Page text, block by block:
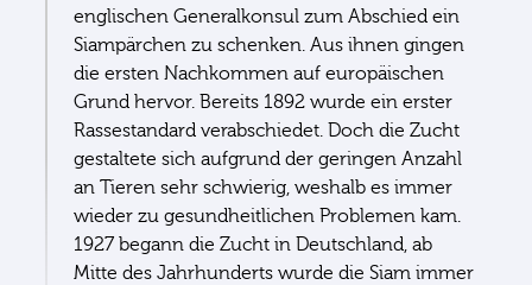
englischen Generalkonsul zum Abschied ein
Siampärchen zu schenken. Aus ihnen gingen
die ersten Nachkommen auf europäischen
Grund hervor. Bereits 1892 wurde ein erster
Rassestandard verabschiedet. Doch die Zucht
gestaltete sich aufgrund der geringen Anzahl
an Tieren sehr schwierig, weshalb es immer
wieder zu gesundheitlichen Problemen kam.
1927 begann die Zucht in Deutschland, ab
Mitte des Jahrhunderts wurde die Siam immer